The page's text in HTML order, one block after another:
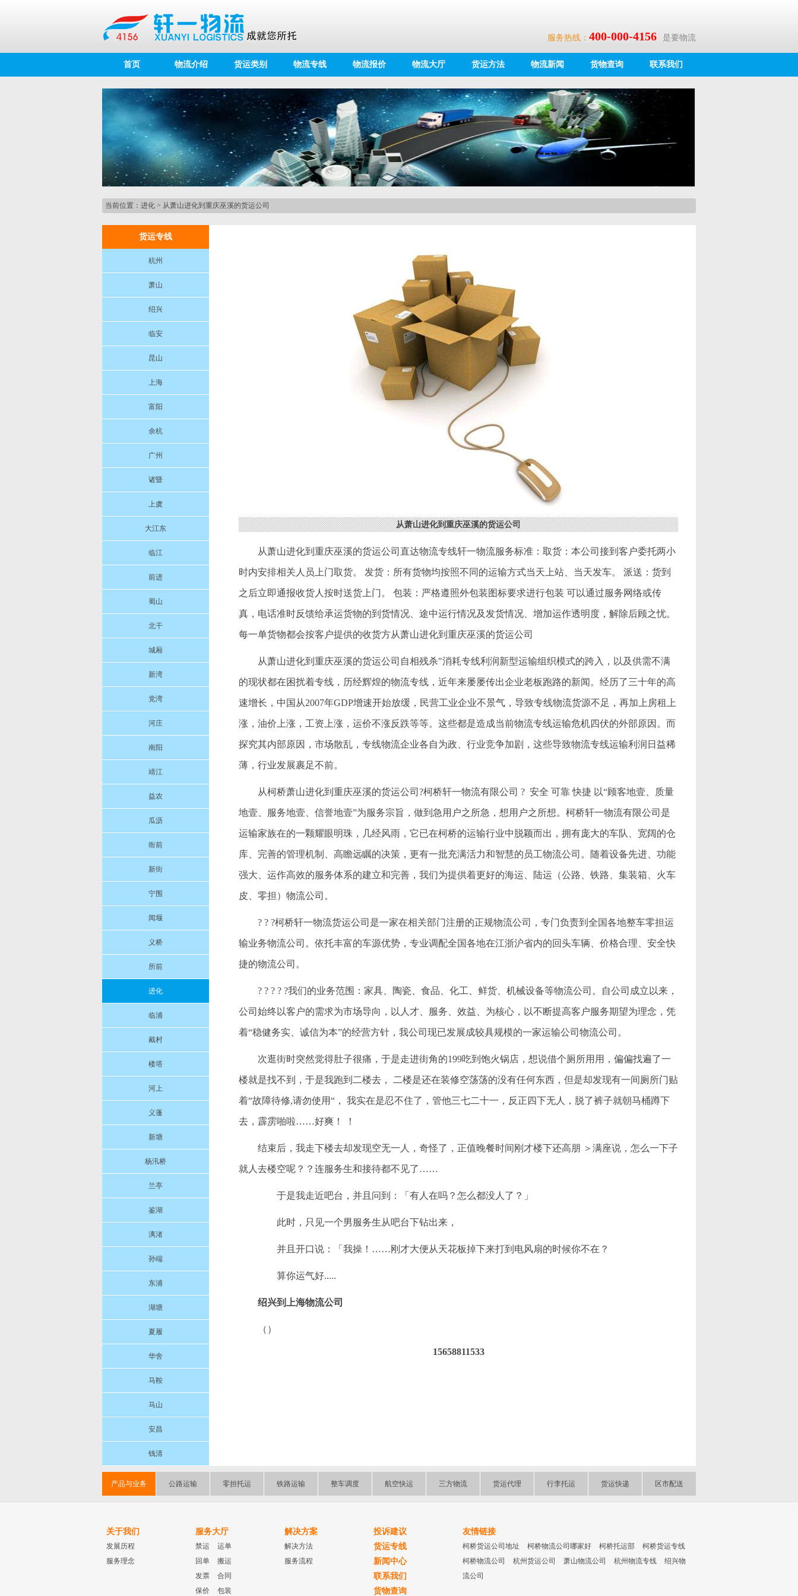
服务热线： 400-000-4156 是要物流
首页 物流介绍 货运类别 物流专线 物流报价 物流大厅 货运方法 物流新闻 货物查询 联系我们
当前位置： 进化 > 从萧山进化到重庆巫溪的货运公司
货运专线
杭州
萧山
绍兴
临安
昆山
上海
富阳
余杭
广州
诸暨
上虞
大江东
临江
前进
蜀山
北干
城厢
新湾
党湾
河庄
南阳
靖江
益农
瓜沥
衙前
新街
宁围
闻堰
义桥
所前
进化
临浦
戴村
楼塔
河上
义蓬
新塘
杨汛桥
兰亭
鉴湖
漓渚
孙端
东浦
湖塘
夏履
华舍
马鞍
马山
安昌
钱清
从萧山进化到重庆巫溪的货运公司
从萧山进化到重庆巫溪的货运公司直达物流专线轩一物流服务标准：取货：本公司接到客户委托两小
时内安排相关人员上门取货。 发货：所有货物均按照不同的运输方式当天上站、当天发车。 派送：货到
之后立即通报收货人按时送货上门。 包装：严格遵照外包装图标要求进行包装 可以通过服务网络或传
真，电话准时反馈给承运货物的到货情况、途中运行情况及发货情况、增加运作透明度，解除后顾之忧。
每一单货物都会按客户提供的收货方从萧山进化到重庆巫溪的货运公司
从萧山进化到重庆巫溪的货运公司自相残杀"消耗专线利润新型运输组织模式的跨入，以及供需不满
的现状都在困扰着专线，历经辉煌的物流专线，近年来屡屡传出企业老板跑路的新闻。经历了三十年的高
速增长，中国从2007年GDP增速开始放缓，民营工业企业不景气，导致专线物流货源不足，再加上房租上
涨，油价上涨，工资上涨，运价不涨反跌等等。这些都是造成当前物流专线运输危机四伏的外部原因。而
探究其内部原因，市场散乱，专线物流企业各自为政、行业竞争加剧，这些导致物流专线运输利润日益稀
薄，行业发展裹足不前。
从柯桥萧山进化到重庆巫溪的货运公司?柯桥轩一物流有限公司 ? 安全 可靠 快捷 以“顾客地壹、质量
地壹、服务地壹、信誉地壹”为服务宗旨，做到急用户之所急，想用户之所想。柯桥轩一物流有限公司是
运输家族在的一颗耀眼明珠，几经风雨，它已在柯桥的运输行业中脱颖而出，拥有庞大的车队、宽阔的仓
库、完善的管理机制、高瞻远瞩的决策，更有一批充满活力和智慧的员工物流公司。随着设备先进、功能
强大、运作高效的服务体系的建立和完善，我们为提供着更好的海运、陆运（公路、铁路、集装箱、火车
皮、零担）物流公司。
? ? ?柯桥轩一物流货运公司是一家在相关部门注册的正规物流公司，专门负责到全国各地整车零担运
输业务物流公司。依托丰富的车源优势，专业调配全国各地在江浙沪省内的回头车辆、价格合理、安全快
捷的物流公司。
? ? ? ? ?我们的业务范围：家具、陶瓷、食品、化工、鲜货、机械设备等物流公司。自公司成立以来，
公司始终以客户的需求为市场导向，以人才、服务、效益、为核心，以不断提高客户服务期望为理念，凭
着“稳健务实、诚信为本”的经营方针，我公司现已发展成较具规模的一家运输公司物流公司。
次逛街时突然觉得肚子很痛，于是走进街角的199吃到饱火锅店，想说借个厕所用用，偏偏找遍了一
楼就是找不到，于是我跑到二楼去， 二楼是还在装修空荡荡的没有任何东西，但是却发现有一间厕所门贴
着“故障待修,请勿使用“， 我实在是忍不住了，管他三七二十一，反正四下无人，脱了裤子就朝马桶蹲下
去，霹雳啪啦……好爽！ ！
结束后，我走下楼去却发现空无一人，奇怪了，正值晚餐时间刚才楼下还高朋 ＞满座说，怎么一下子
就人去楼空呢？？连服务生和接待都不见了……
于是我走近吧台，并且问到：「有人在吗？怎么都没人了？」
此时，只见一个男服务生从吧台下钻出来，
并且开口说：「我操！……刚才大便从天花板掉下来打到电风扇的时候你不在？
算你运气好.....
绍兴到上海物流公司
（）
15658811533
产品与业务 公路运输 零担托运 铁路运输 整车调度 航空快运 三方物流 货运代理 行李托运 货运快递 区市配送
关于我们
发展历程
服务理念
服务大厅
禁运
运单
回单
搬运
发票
合同
保价
包装
解决方案
解决方法
服务流程
投诉建议
货运专线
新闻中心
联系我们
货物查询
友情链接
柯桥货运公司地址 柯桥物流公司哪家好 柯桥托运部
柯桥货运专线
柯桥物流公司
杭州货运公司 萧山物流公司 杭州物流专线
绍兴物
流公司